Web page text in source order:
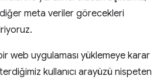
meta veriler görecekleri
web uygulaması yüklemeye karar
kullanıcı arayüzü nispeten